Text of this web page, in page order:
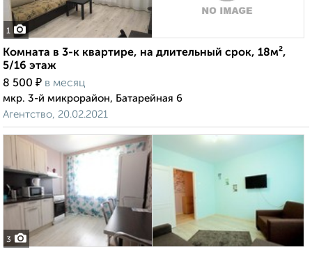
1
Комната в 3-к квартире, на длительный срок, 18м²,
5/16 этаж
8 500 ₽ в месяц
мкр. 3-й микрорайон, Батарейная 6
Агентство, 20.02.2021
3